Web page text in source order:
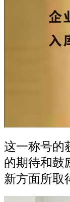
这一称号的
的期待和鼓
新方面所取